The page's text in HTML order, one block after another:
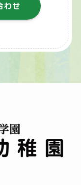
わせ